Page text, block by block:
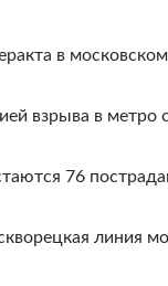
в
взрыва в метро
76
линия